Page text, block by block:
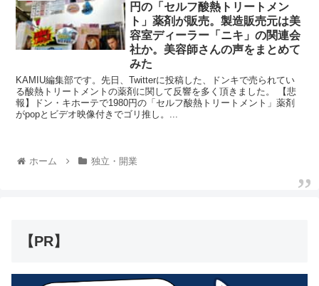
円の「セルフ酸熱トリートメン
ト」薬剤が販売。製造販売元は美
容室ディーラー「ニキ」の関連会
社か。美容師さんの声をまとめて
みた
KAMIU編集部です。先日、Twitterに投稿した、ドンキで売られてい
る酸熱トリートメントの薬剤に関して反響を多く頂きました。 【悲
報】ドン・キホーテで1980円の「セルフ酸熱トリートメント」薬剤
がpopとビデオ映像付きでゴリ推し。...
ホーム 独立・開業
【PR】